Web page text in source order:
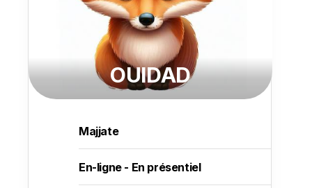
OUIDAD
Majjate
En-ligne - En présentiel